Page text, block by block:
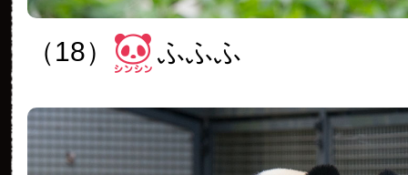
（18） ふふふ